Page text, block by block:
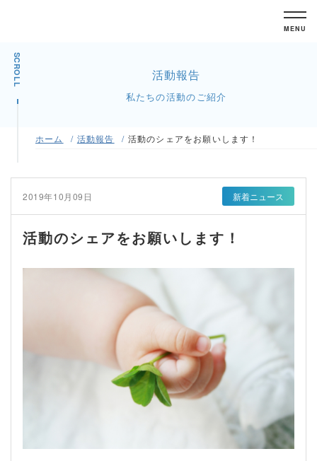
MENU
SCROLL 活動報告
私たちの活動のご紹介
ホーム 活動報告 活動のシェアをお願いします！
2019年10月09日 新着ニュース
活動のシェアをお願いします！